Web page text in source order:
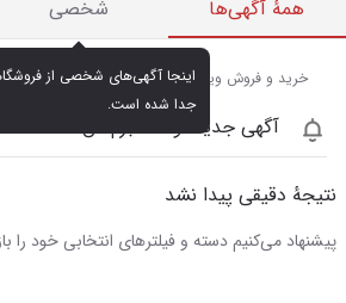
همهٔ آگهی‌ها شخصی
جدا شده است.
خرید و فروش ویدئو پروژکتور و تلویزیون‌های هوشمند
آگهی جدید اومد خبرم کن
نتیجهٔ دقیقی پیدا نشد
پیشنهاد می‌کنیم دسته و فیلترهای انتخابی خود را